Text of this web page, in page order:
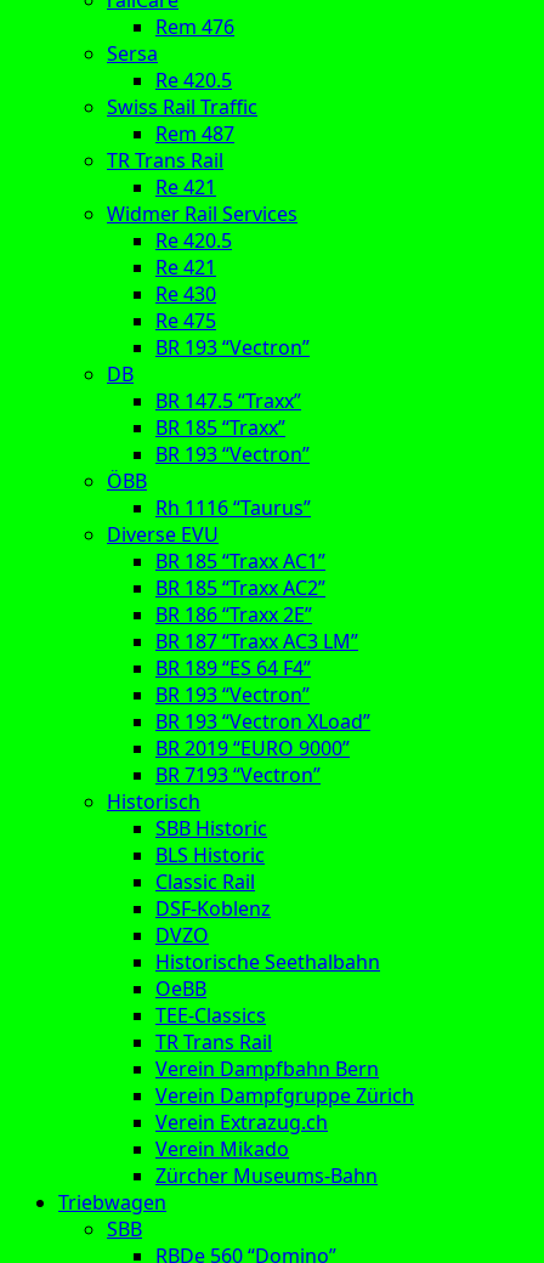
Rem 476
Sersa
Re 420.5
Swiss Rail Traffic
Rem 487
TR Trans Rail
Re 421
Widmer Rail Services
Re 420.5
Re 421
Re 430
Re 475
BR 193 “Vectron”
DB
BR 147.5 “Traxx”
BR 185 “Traxx”
BR 193 “Vectron”
ÖBB
Rh 1116 “Taurus”
Diverse EVU
BR 185 “Traxx AC1”
BR 185 “Traxx AC2”
BR 186 “Traxx 2E”
BR 187 “Traxx AC3 LM”
BR 189 “ES 64 F4”
BR 193 “Vectron”
BR 193 “Vectron XLoad”
BR 2019 “EURO 9000”
BR 7193 “Vectron”
Historisch
SBB Historic
BLS Historic
Classic Rail
DSF-Koblenz
DVZO
Historische Seethalbahn
OeBB
TEE-Classics
TR Trans Rail
Verein Dampfbahn Bern
Verein Dampfgruppe Zürich
Verein Extrazug.ch
Verein Mikado
Zürcher Museums-Bahn
Triebwagen
SBB
RBDe 560 “Domino”